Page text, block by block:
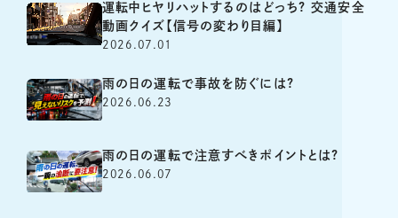
運転中ヒヤリハットするのはどっち? 交通安全
動画クイズ【信号の変わり目編】
2026.07.01
雨の日の運転で事故を防ぐには?
2026.06.23
雨の日の運転で注意すべきポイントとは?
2026.06.07